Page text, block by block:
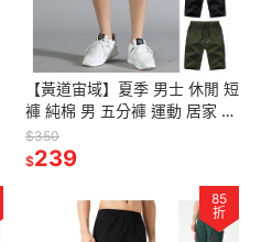
【黃道宙域】夏季 男士 休閒 短
褲 純棉 男 五分褲 運動 居家 簡
約 沙灘褲 鬆緊褲 男裝休閒五分
庫 中褲
$350
$239
85
折